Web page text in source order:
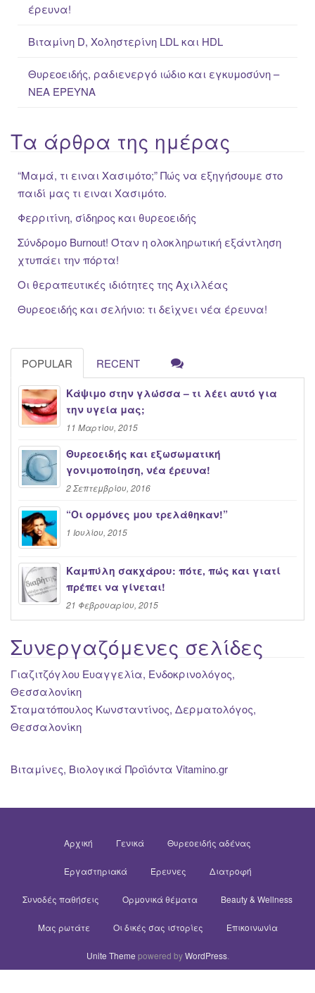
έρευνα!
Βιταμίνη D, Χοληστερίνη LDL και HDL
Θυρεοειδής, ραδιενεργό ιώδιο και εγκυμοσύνη –
ΝΕΑ ΈΡΕΥΝΑ
Τα άρθρα της ημέρας
“Μαμά, τι ειναι Χασιμότο;” Πώς να εξηγήσουμε στο
παιδί μας τι ειναι Χασιμότο.
Φερριτίνη, σίδηρος και θυρεοειδής
Σύνδρομο Burnout! Όταν η ολοκληρωτική εξάντληση
χτυπάει την πόρτα!
Οι θεραπευτικές ιδιότητες της Αχιλλέας
Θυρεοειδής και σελήνιο: τι δείχνει νέα έρευνα!
POPULAR RECENT
Κάψιμο στην γλώσσα – τι λέει αυτό για
την υγεία μας;
11 Μαρτίου, 2015
Θυρεοειδής και εξωσωματική
γονιμοποίηση, νέα έρευνα!
2 Σεπτεμβρίου, 2016
“Oι ορμόνες μου τρελάθηκαν!”
1 Ιουλίου, 2015
Καμπύλη σακχάρου: πότε, πώς και γιατί
πρέπει να γίνεται!
21 Φεβρουαρίου, 2015
Συνεργαζόμενες σελίδες
Γιαζιτζόγλου Ευαγγελία, Ενδοκρινολόγος,
Θεσσαλονίκη
Σταματόπουλος Κωνσταντίνος, Δερματολόγος,
Θεσσαλονίκη
Βιταμίνες, Βιολογικά Προϊόντα Vitamino.gr
Αρχική Γενικά Θυρεοειδής αδένας
Εργαστηριακά Έρευνες Διατροφή
Συνοδές παθήσεις Ορμονικά θέματα Beauty & Wellness
Μας ρωτάτε Οι δικές σας ιστορίες Επικοινωνία
Unite Theme powered byWordPress.